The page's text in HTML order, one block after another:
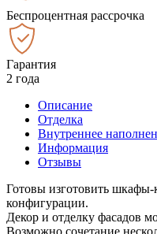
Беспроцентная рассрочка
Гарантия
2 года
Описание
Отделка
Внутреннее
Информация
Отзывы
Готовы изготовить шкафы-
конфигурации.
Декор и отделку фасадов
Возможно сочетание